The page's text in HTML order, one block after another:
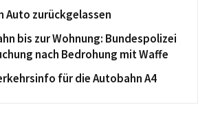
Auto zurückgelassen
bis zur Wohnung: Bundespolizei
nach Bedrohung mit Waffe
für die Autobahn A4